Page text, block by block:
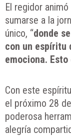
El regidor
sumarse a la
único, “donde
con un espíritu
emociona.
Con este
el próximo 28
poderosa
alegría